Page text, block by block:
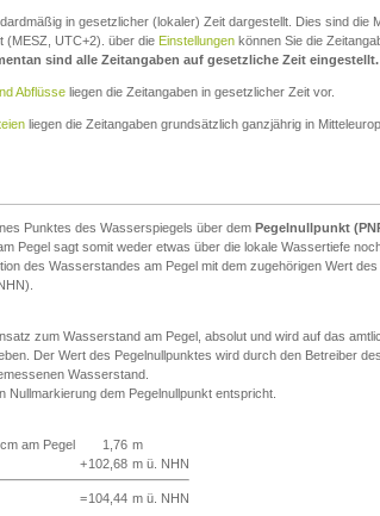
in gesetzlicher (lokaler) Zeit dargestellt. Dies sind die
(MESZ, UTC+2). über die Einstellungen können Sie die
sind alle Zeitangaben auf gesetzliche Zeit eingestellt.
Abflüsse liegen die Zeitangaben in gesetzlicher Zeit vor.
liegen die Zeitangaben grundsätzlich ganzjährig in
Punktes des Wasserspiegels über dem Pegelnullpunkt
Pegel sagt somit weder etwas über die lokale Wassertiefe
des Wasserstandes am Pegel mit dem zugehörigen Wert
zum Wasserstand am Pegel, absolut und wird auf das
Der Wert des Pegelnullpunktes wird durch den Betreiber
Wasserstand.
dem Pegelnullpunkt entspricht.
am Pegel
1,76 m
+102,68 m ü. NHN
=104,44 m ü. NHN